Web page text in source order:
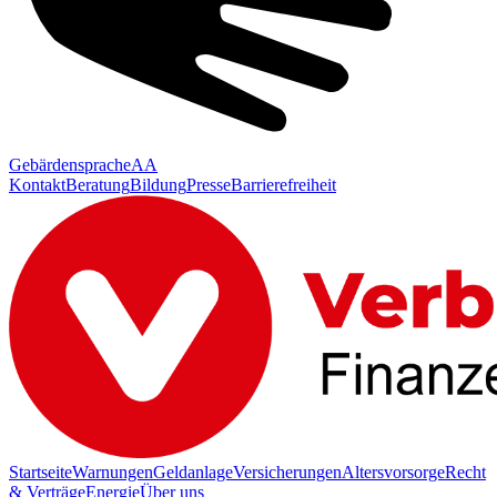
GebärdenspracheAA
KontaktBeratungBildungPresseBarrierefreiheit
StartseiteWarnungenGeldanlageVersicherungenAltersvorsorgeRecht
& VerträgeEnergieÜber uns